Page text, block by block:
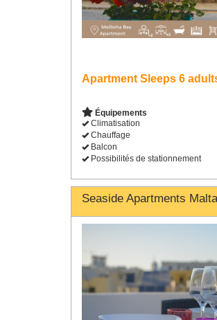
Apartment Sleeps 6
Équipements
Climatisation
Chauffage
Balcon
Possibilités de stationnement
Seaside Apartments